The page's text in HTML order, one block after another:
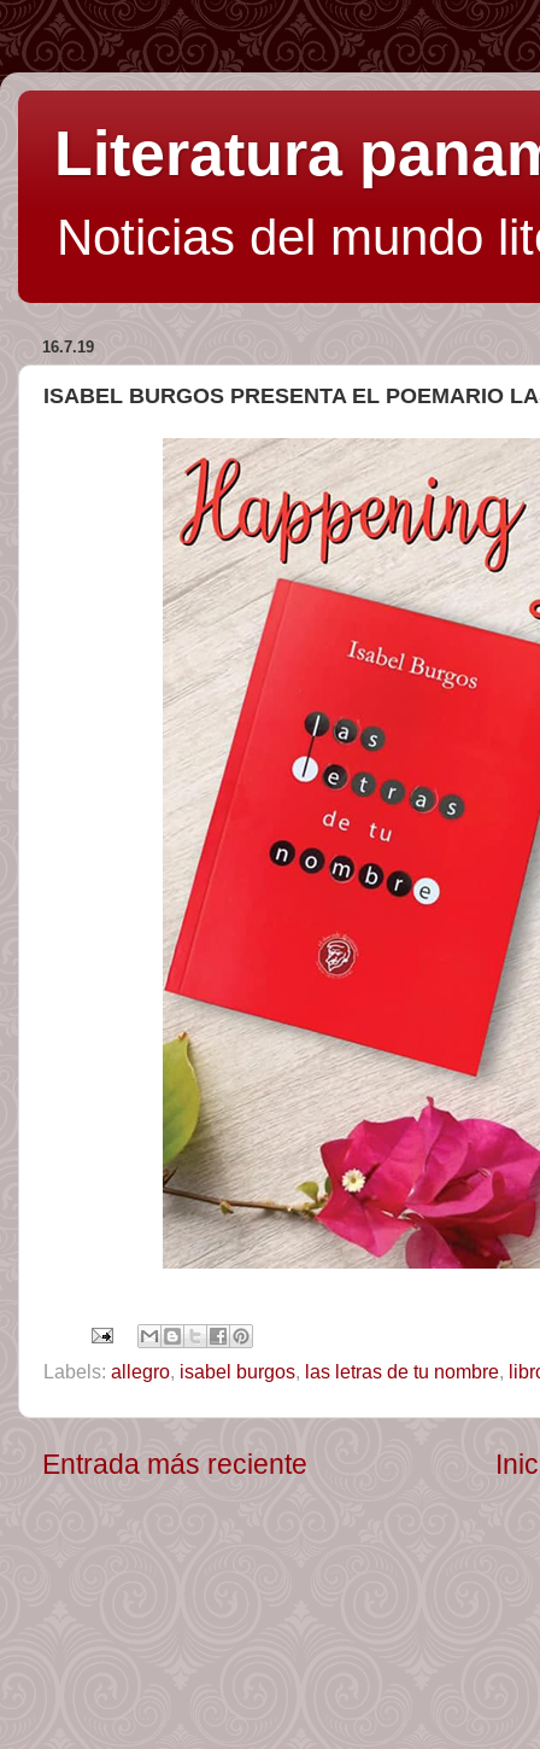
Literatura
Noticias del mundo
16.7.19
ISABEL BURGOS PRESENTA EL POEMARIO
Labels: allegro, isabel burgos, las letras de tu nombre,
Entrada más reciente